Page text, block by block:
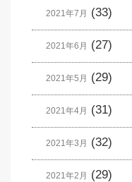
2021年7月 (33)
2021年6月 (27)
2021年5月 (29)
2021年4月 (31)
2021年3月 (32)
2021年2月 (29)